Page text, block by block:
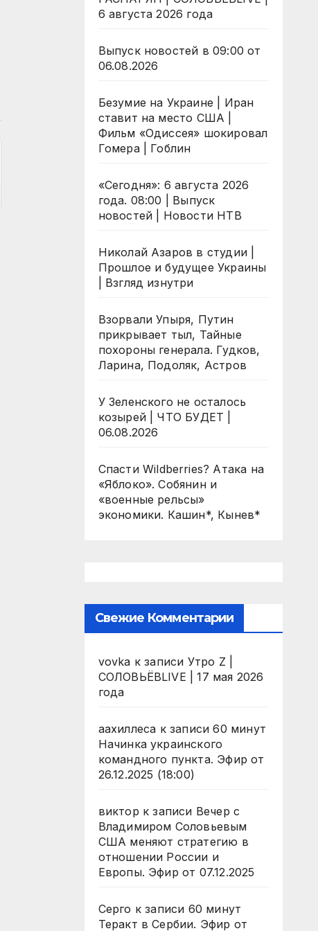
6 августа 2026 года
Выпуск новостей в 09:00 от
06.08.2026
Безумие на Украине | Иран
ставит на место США |
Фильм «Одиссея» шокировал
Гомера | Гоблин
«Сегодня»: 6 августа 2026
года. 08:00 | Выпуск
новостей | Новости НТВ
Николай Азаров в студии |
Прошлое и будущее Украины
| Взгляд изнутри
Взорвали Упыря, Путин
прикрывает тыл, Тайные
похороны генерала. Гудков,
Ларина, Подоляк, Астров
У Зеленского не осталось
козырей | ЧТО БУДЕТ |
06.08.2026
Спасти Wildberries? Атака на
«Яблоко». Собянин и
«военные рельсы»
экономики. Кашин*, Кынев*
Свежие Комментарии
vovka к записи Утро Z |
СОЛОВЬЁВLIVE | 17 мая 2026
года
аахиллеса к записи60 минут
Начинка украинского
командного пункта. Эфир от
26.12.2025 (18:00)
виктор к записи Вечер с
Владимиром Соловьевым
США меняют стратегию в
отношении России и
Европы. Эфир от 07.12.2025
Серго к записи 60 минут
Теракт в Сербии. Эфир от